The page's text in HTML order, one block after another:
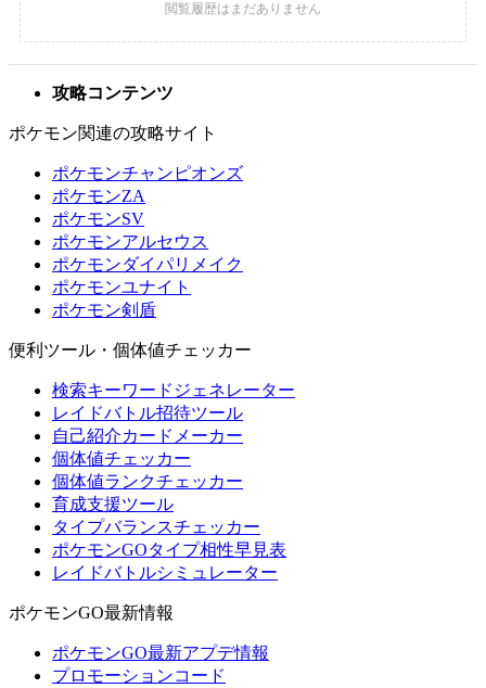
攻略コンテンツ
ポケモン関連の攻略サイト
ポケモンチャンピオンズ
ポケモンZA
ポケモンSV
ポケモンアルセウス
ポケモンダイパリメイク
ポケモンユナイト
ポケモン剣盾
便利ツール・個体値チェッカー
検索キーワードジェネレーター
レイドバトル招待ツール
自己紹介カードメーカー
個体値チェッカー
個体値ランクチェッカー
育成支援ツール
タイプバランスチェッカー
ポケモンGOタイプ相性早見表
レイドバトルシミュレーター
ポケモンGO最新情報
ポケモンGO最新アプデ情報
プロモーションコード